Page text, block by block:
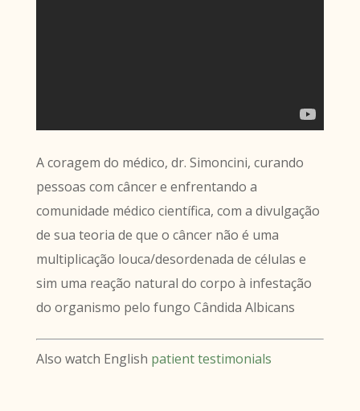
A coragem do médico, dr. Simoncini, curando
pessoas com câncer e enfrentando a
comunidade médico científica, com a divulgação
de sua teoria de que o câncer não é uma
multiplicação louca/desordenada de células e
sim uma reação natural do corpo à infestação
do organismo pelo fungo Cândida Albicans
Also watch English patient testimonials